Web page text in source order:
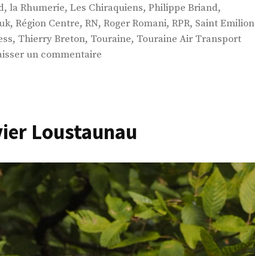
, la Rhumerie, Les Chiraquiens, Philippe Briand,
, Région Centre, RN, Roger Romani, RPR, Saint Emilion
, Thierry Breton, Touraine, Touraine Air Transport
un commentairesur
Loustaunau